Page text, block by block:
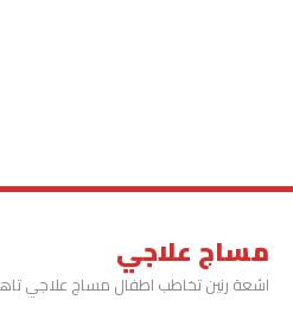
مساج علاجي
اشعة رنين تخاطب اطفال مساج علاجي تاهيلي